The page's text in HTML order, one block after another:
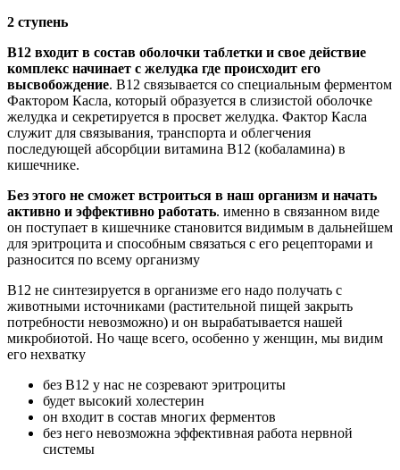
2 ступень
В12 входит в состав оболочки таблетки и свое действие
комплекс начинает с желудка где происходит его
высвобождение. В12 связывается со специальным ферментом
Фактором Касла, который образуется в слизистой оболочке
желудка и секретируется в просвет желудка. Фактор Касла
служит для связывания, транспорта и облегчения
последующей абсорбции витамина В12 (кобаламина) в
кишечнике.
Без этого не сможет встроиться в наш организм и начать
активно и эффективно работать. именно в связанном виде
он поступает в кишечнике становится видимым в дальнейшем
для эритроцита и способным связаться с его рецепторами и
разносится по всему организму
В12 не синтезируется в организме его надо получать с
животными источниками (растительной пищей закрыть
потребности невозможно) и он вырабатывается нашей
микробиотой. Но чаще всего, особенно у женщин, мы видим
его нехватку
без В12 у нас не созревают эритроциты
будет высокий холестерин
он входит в состав многих ферментов
без него невозможна эффективная работа нервной
системы